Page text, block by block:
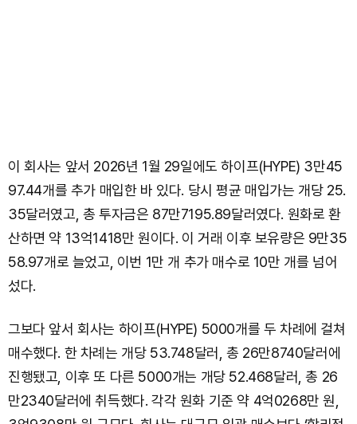
이 회사는 앞서 2026년 1월 29일에도 하이프(HYPE) 3만45
97.44개를 추가 매입한 바 있다. 당시 평균 매입가는 개당 25.
35달러였고, 총 투자금은 87만7195.89달러였다. 원화로 환
산하면 약 13억1418만 원이다. 이 거래 이후 보유량은 9만35
58.97개로 늘었고, 이번 1만 개 추가 매수로 10만 개를 넘어
섰다.
그보다 앞서 회사는 하이프(HYPE) 5000개를 두 차례에 걸쳐
매수했다. 한 차례는 개당 53.748달러, 총 26만8740달러에
진행됐고, 이후 또 다른 5000개는 개당 52.468달러, 총 26
만2340달러에 취득했다. 각각 원화 기준 약 4억0268만 원,